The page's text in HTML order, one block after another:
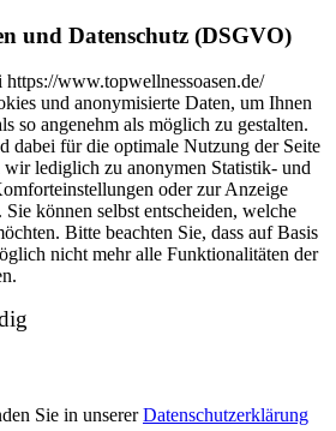
und Datenschutz (DSGVO)
www.topwellnessoasen.de/
und anonymisierte Daten, um Ihnen
so angenehm als möglich zu gestalten.
dabei für die optimale Nutzung der Seite
wir lediglich zu anonymen Statistik- und
oder zur Anzeige
können selbst entscheiden, welche
Bitte beachten Sie, dass auf Basis
nicht mehr alle Funktionalitäten der
Sie in unsererDatenschutzerklärung